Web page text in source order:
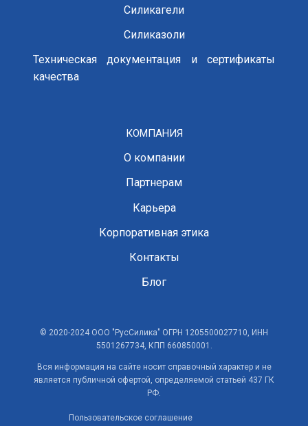
Силикагели
Силиказоли
Техническая документация и сертификаты
качества
КОМПАНИЯ
О компании
Партнерам
Карьера
Корпоративная этика
Контакты
Блог
© 2020-2024 ООО "РусСилика" ОГРН 1205500027710, ИНН
5501267734, КПП 660850001.
Вся информация на сайте носит справочный характер и не
является публичной офертой, определяемой статьей 437 ГК
РФ.
Пользовательское соглашение